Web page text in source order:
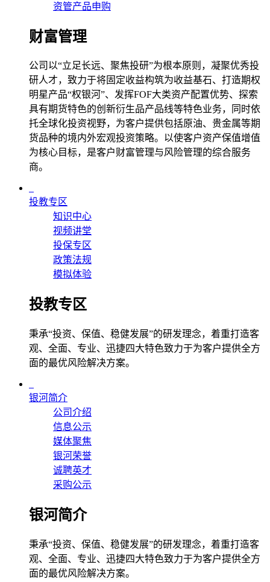
资管产品申购
财富管理
公司以“立足长远、聚焦投研”为根本原则，凝聚优秀投
研人才，致力于将固定收益构筑为收益基石、打造期权
明星产品“权银河”、发挥FOF大类资产配置优势、探索
具有期货特色的创新衍生品产品线等特色业务，同时依
托全球化投资视野，为客户提供包括原油、贵金属等期
货品种的境内外宏观投资策略。以使客户资产保值增值
为核心目标，是客户财富管理与风险管理的综合服务
商。
投教专区
知识中心
视频讲堂
投保专区
政策法规
模拟体验
投教专区
秉承“投资、保值、稳健发展”的研发理念，着重打造客
观、全面、专业、迅捷四大特色致力于为客户提供全方
面的最优风险解决方案。
银河简介
公司介绍
信息公示
媒体聚焦
银河荣誉
诚聘英才
采购公示
银河简介
秉承“投资、保值、稳健发展”的研发理念，着重打造客
观、全面、专业、迅捷四大特色致力于为客户提供全方
面的最优风险解决方案。